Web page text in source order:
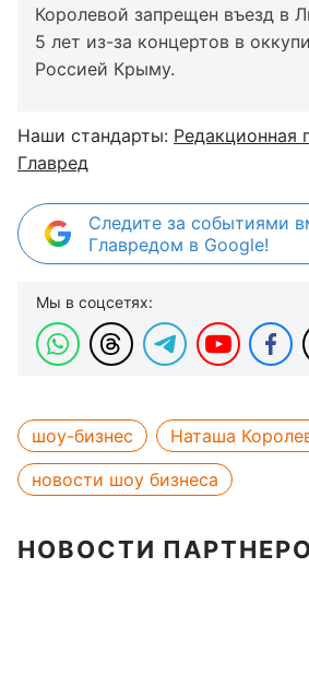
Королевой запрещен въезд в
5 лет из-за концертов в
Россией Крыму.
Наши стандарты: Редакционная
Главред
Следите за событиями
Главредом в Google!
Мы в соцсетях:
шоу-бизнес
Наташа
новости шоу бизнеса
НОВОСТИ